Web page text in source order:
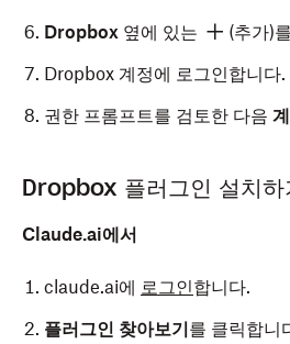
Dropbox 옆에 있는
(추가)
Dropbox 계정에 로그인합니다.
권한 프롬프트를 검토한 다음
Dropbox 플러그인 설치하
Claude.ai에서
claude.ai에 로그인합니다.
플러그인 찾아보기를 클릭합니